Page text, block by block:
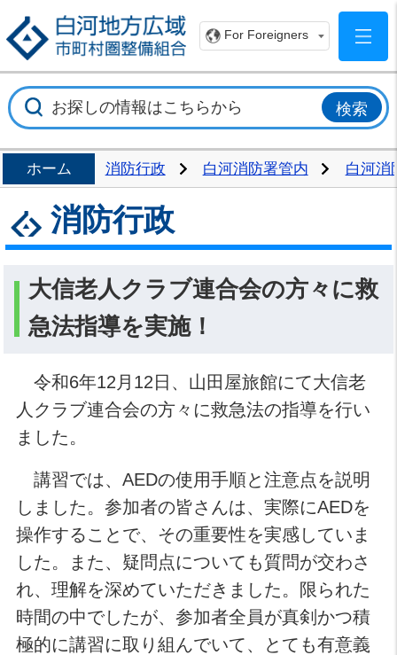
白
For Foreigners
ホーム 消防行政 白河消防署管内 白河消
消防行政
大信老人クラブ連合会の方々に救
急法指導を実施！
令和6年12月12日、山田屋旅館にて大信老
人クラブ連合会の方々に救急法の指導を行い
ました。
講習では、AEDの使用手順と注意点を説明
しました。参加者の皆さんは、実際にAEDを
操作することで、その重要性を実感していま
した。また、疑問点についても質問が交わさ
れ、理解を深めていただきました。限られた
時間の中でしたが、参加者全員が真剣かつ積
極的に講習に取り組んでいて、とても有意義